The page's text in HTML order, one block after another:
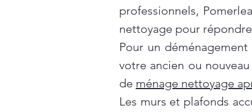
professionnels,
nettoyage pour
Pour un
votre ancien ou
de ménage nettoyage
Les murs et plafonds